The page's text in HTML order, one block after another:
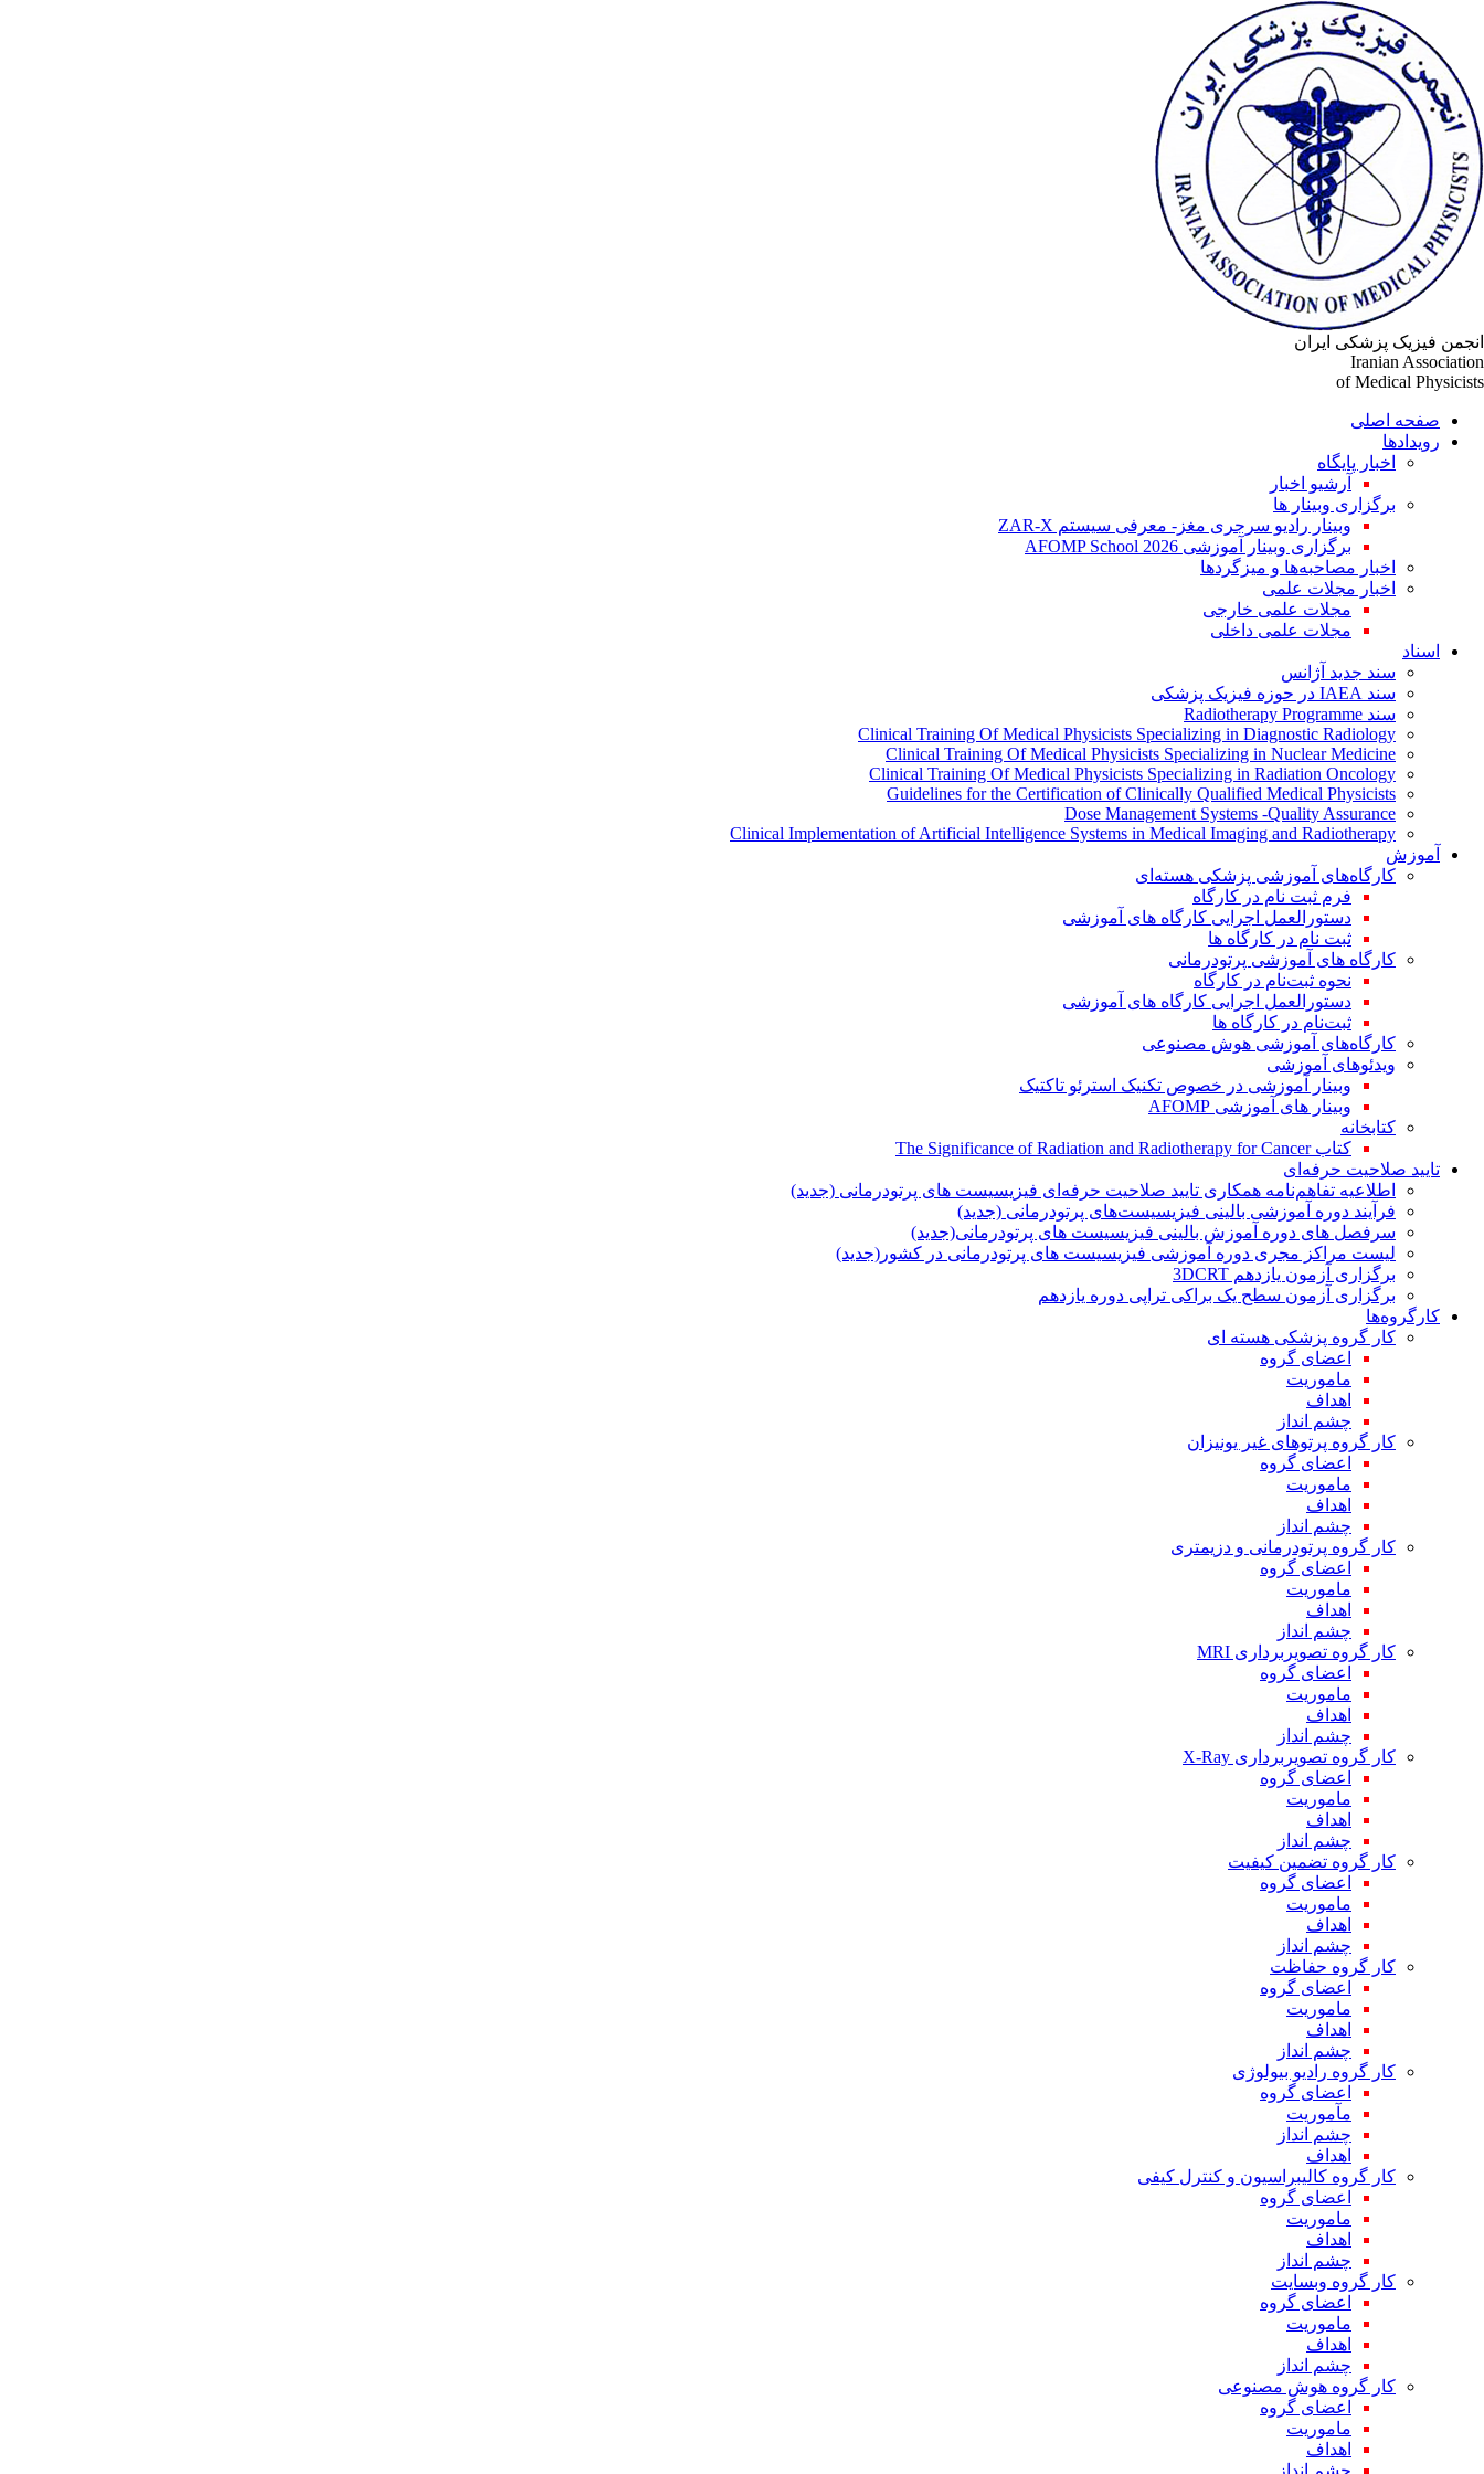
انجمن فیزیک پزشکی ایران
Iranian Association
of Medical Physicists
صفحه اصلی
رویدادها
اخبار پایگاه
آرشیو اخبار
برگزاری وبینار ها
وبینار رادیو سرجری مغز- معرفی سیستم ZAR-X
برگزاری وبینار آموزشی AFOMP School 2026
اخبار مصاحبه‌ها و میزگردها
اخبار مجلات علمی
مجلات علمی خارجی
مجلات علمی داخلی
اسناد
سند جدید آژانس
سند IAEA در حوزه فیزیک پزشکی
سند Radiotherapy Programme
Clinical Training Of Medical Physicists Specializing in Diagnostic Radiology
Clinical Training Of Medical Physicists Specializing in Nuclear Medicine
Clinical Training Of Medical Physicists Specializing in Radiation Oncology
Guidelines for the Certification of Clinically Qualified Medical Physicists
Dose Management Systems -Quality Assurance
Clinical Implementation of Artificial Intelligence Systems in Medical Imaging and Radiotherapy
آموزش
کارگاه‌های آموزشی پزشکی هسته‌ای
فرم ثبت نام در کارگاه
دستورالعمل اجرایی کارگاه های آموزشی
ثبت نام در کارگاه ها
کارگاه های آموزشی پرتودرمانی
نحوه ثبت‌نام در کارگاه
دستورالعمل اجرایی کارگاه های آموزشی
ثبت‌نام در کارگاه ها
کارگاه‌های آموزشی هوش مصنوعی
ویدئوهای آموزشی
وبینار آموزشی در خصوص تکنیک استرئو تاکتیک
وبینار های آموزشی AFOMP
کتابخانه
کتاب The Significance of Radiation and Radiotherapy for Cancer
تایید صلاحیت حرفه‌ای
اطلاعیه تفاهم‌نامه همکاری تایید صلاحیت حرفه‌ای فیزیسیست های پرتودرمانی (جدید)
فرآیند دوره آموزشی بالینی فیزیسیست‌های پرتودرمانی (جدید)
سرفصل های دوره آموزش بالینی فیزیسیست های پرتودرمانی(جدید)
لیست مراکز مجری دوره آموزشی فیزیسیست های پرتودرمانی در کشور(جدید)
برگزاری آزمون یازدهم 3DCRT
برگزاری آزمون سطح یک براکی تراپی دوره یازدهم
کارگروه‌ها
کار گروه پزشکی هسته ای
اعضای گروه
ماموریت
اهداف
چشم انداز
کار گروه پرتوهای غیر یونیزان
اعضای گروه
ماموریت
اهداف
چشم انداز
کار گروه پرتودرمانی و دزیمتری
اعضای گروه
ماموریت
اهداف
چشم انداز
کار گروه تصویربرداری MRI
اعضای گروه
ماموریت
اهداف
چشم انداز
کار گروه تصویربرداری X-Ray
اعضای گروه
ماموریت
اهداف
چشم انداز
کار گروه تضمین کیفیت
اعضای گروه
ماموریت
اهداف
چشم انداز
کار گروه حفاظت
اعضای گروه
ماموریت
اهداف
چشم انداز
کار گروه رادیو بیولوژی
اعضای گروه
مآموریت
چشم انداز
اهداف
کار گروه کالیبراسیون و کنترل کیفی
اعضای گروه
ماموریت
اهداف
چشم انداز
کار گروه وبسایت
اعضای گروه
ماموریت
اهداف
چشم انداز
کار گروه هوش مصنوعی
اعضای گروه
ماموریت
اهداف
چشم انداز